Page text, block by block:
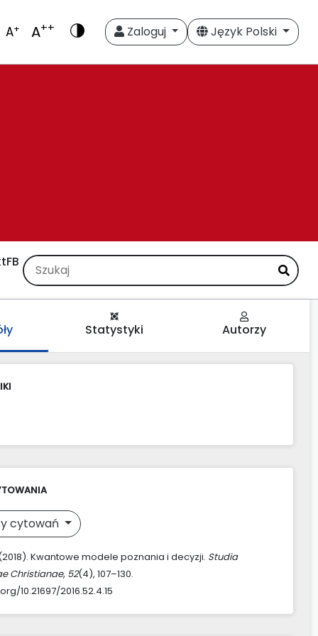
A+ A++ Zaloguj Język Polski
FB
Statystyki Autorzy
cytowań
Kwantowe modele poznania i decyzji. Studia
Christianae, 52(4), 107–130.
10.21697/2016.52.4.15